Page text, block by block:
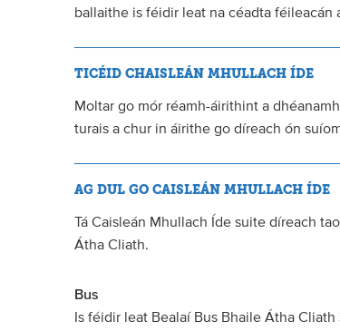
ballaithe is féidir leat na céadta féileacán
TICÉID CHAISLEÁN MHULLACH ÍDE
Moltar go mór réamh-áirithint a
turais a chur in áirithe go díreach ón
AG DUL GO CAISLEÁN MHULLACH ÍDE
Tá Caisleán Mhullach Íde suite díreach
Átha Cliath.
Bus
Is féidir leat Bealaí Bus Bhaile Átha